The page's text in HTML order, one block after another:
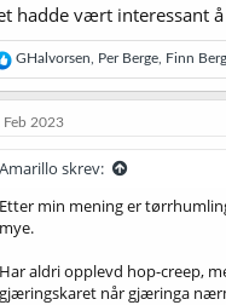
hadde vært interessant
R
e
a
k
j
o
e
r
GHalvorsen Per Berge Finn
Feb 2023
Amarillo skrev:
Etter min mening er
mye.
Har aldri opplevd hop-creep,
gjæringskaret når gjæringa